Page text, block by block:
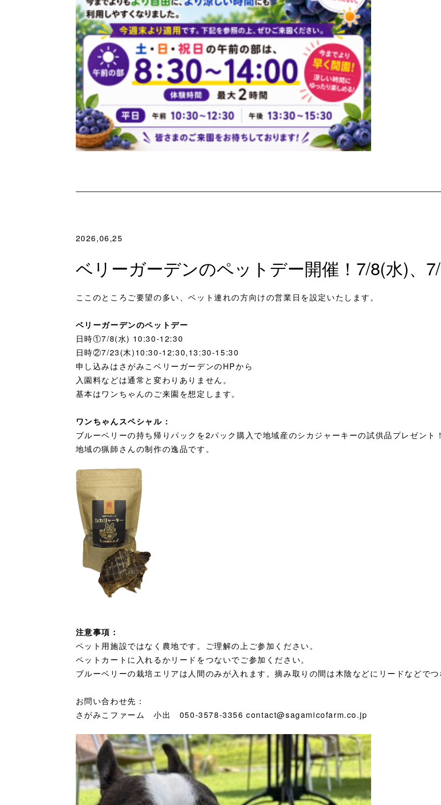
2026,06,25
ベリーガーデンのペットデー開催！7/8(水)、
ここのところご要望の多い、ペット連れの方向けの営業日を設定いたします。
ベリーガーデンのペットデー
日時①7/8(水) 10:30-12:30
日時②7/23(木)10:30-12:30,13:30-15:30
申し込みはさがみこベリーガーデンのHPから
入園料などは通常と変わりありません。
基本はワンちゃんのご来園を想定します。
ワンちゃんスペシャル：
ブルーベリーの持ち帰りパックを2パック購入で地域産のシカジャーキーの試供品プレゼント
地域の猟師さんの制作の逸品です。
注意事項：
ペット用施設ではなく農地です。ご理解の上ご参加ください。
ペットカートに入れるかリードをつないでご参加ください。
ブルーベリーの栽培エリアは人間のみが入れます。摘み取りの間は木陰などにリードなどで
お問い合わせ先：
さがみこファーム 小出 050-3578-3356 contact@sagamicofarm.co.jp